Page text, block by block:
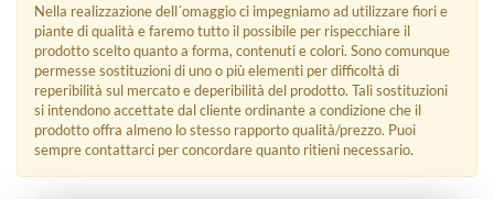
Nella realizzazione dell´omaggio ci impegniamo ad utilizzare fiori e
piante di qualità e faremo tutto il possibile per rispecchiare il
prodotto scelto quanto a forma, contenuti e colori. Sono comunque
permesse sostituzioni di uno o più elementi per difficoltà di
reperibilità sul mercato e deperibilità del prodotto. Tali sostituzioni
si intendono accettate dal cliente ordinante a condizione che il
prodotto offra almeno lo stesso rapporto qualità/prezzo. Puoi
sempre contattarci per concordare quanto ritieni necessario.